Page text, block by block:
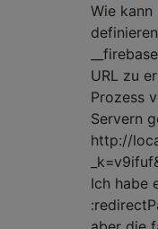
Wie
URL zu
Prozess
Servern
http://
Ich habe